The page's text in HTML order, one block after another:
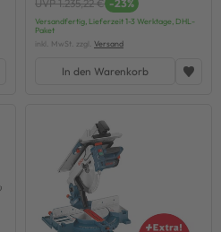
UVP 1.235,22 € -23%
Versandfertig, Lieferzeit 1-3 Werktage, DHL-
Paket
inkl. MwSt. zzgl. Versand
In den Warenkorb